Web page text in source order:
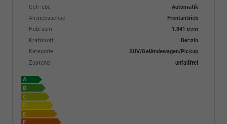
Getriebe
Automatik
Antriebsachse
Frontantrieb
Hubraum
1.841 ccm
Kraftstoff
Benzin
Kategorie
SUV/Geländewagen/Pickup
Zustand
unfallfrei